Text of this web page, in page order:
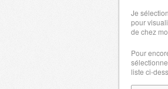
Je
pour
de chez
Pour
liste ci-